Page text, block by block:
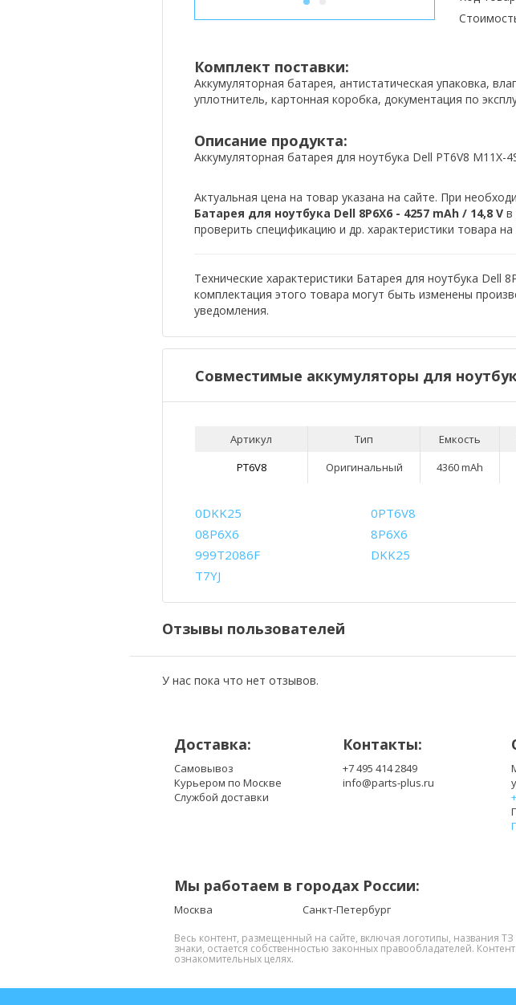
1
Комплект поставки:
Аккумуляторная батарея, антистатическая упаковка,
уплотнитель, картонная коробка, документация по
Описание продукта:
Аккумуляторная батарея для ноутбука Dell PT6V8 M11X-
Актуальная цена на товар указана на сайте. При
Батарея для ноутбука Dell 8P6X6 - 4257 mAh / 14,8 V в
проверить спецификацию и др. характеристики товара
Технические характеристики Батарея для ноутбука Dell
комплектация этого товара могут быть изменены
уведомления.
Совместимые аккумуляторы для
Артикул Тип Емкость
PT6V8
Оригинальный 4360 mAh
0DKK25 0PT6V8
08P6X6
8P6X6
999T2086F
DKK25
T7YJ
Отзывы пользователей
У нас пока что нет отзывов.
Доставка:
Самовывоз
Курьером по Москве
Службой доставки
Контакты:
+7 495 414 2849
info@parts-plus.ru
Мы работаем в городах России:
Москва Санкт-Петербург
Весь контент, размещенный на сайте, включая логотипы, названия
знаки, остается собственностью законных правообладателей.
ознакомительных целях.